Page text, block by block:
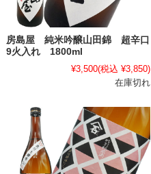
房島屋 純米吟醸山田錦 超辛口
9火入れ 1800ml
¥3,500(税込 ¥3,850)
在庫切れ